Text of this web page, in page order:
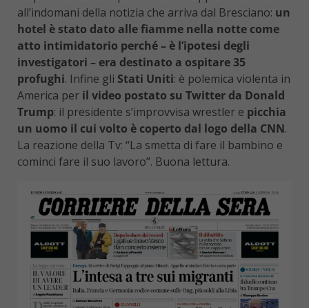
all’indomani della notizia che arriva dal Bresciano: un
hotel è stato dato alle fiamme nella notte come
atto intimidatorio perché – è l’ipotesi degli
investigatori – era destinato a ospitare 35
profughi. Infine gli Stati Uniti: è polemica violenta in
America per il video postato su Twitter da Donald
Trump: il presidente s’improvvisa wrestler e picchia
un uomo il cui volto è coperto dal logo della CNN.
La reazione della Tv: “La smetta di fare il bambino e
cominci fare il suo lavoro”. Buona lettura.